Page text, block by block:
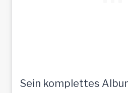
Sein komplettes